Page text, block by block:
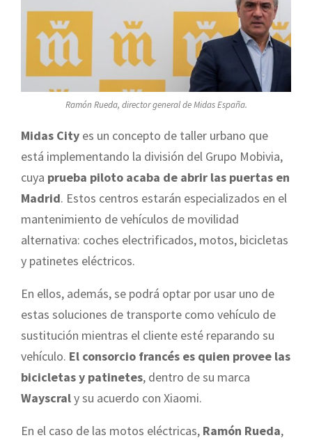
Ramón Rueda, director general de Midas España.
Midas City es un concepto de taller urbano que
está implementando la división del Grupo Mobivia,
cuya prueba piloto acaba de abrir las puertas en
Madrid. Estos centros estarán especializados en el
mantenimiento de vehículos de movilidad
alternativa: coches electrificados, motos, bicicletas
y patinetes eléctricos.
En ellos, además, se podrá optar por usar uno de
estas soluciones de transporte como vehículo de
sustitución mientras el cliente esté reparando su
vehículo. El consorcio francés es quien provee las
bicicletas y patinetes, dentro de su marca
Wayscraly su acuerdo con Xiaomi.
En el caso de las motos eléctricas, Ramón Rueda,